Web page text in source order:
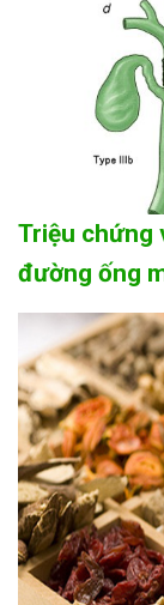
Triệu chứng
đường ống